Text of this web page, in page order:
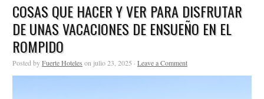
COSAS QUE HACER Y VER PARA DISFRUTAR
DE UNAS VACACIONES DE ENSUEÑO EN EL
ROMPIDO
Posted byFuerte Hoteles on julio 23, 2025 · Leave a Comment